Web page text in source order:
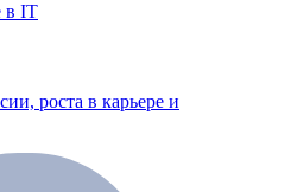
в IT
роста в карьере и